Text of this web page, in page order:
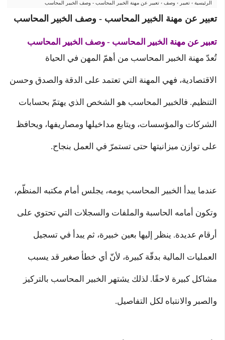
الرئيسية › تعبير › وصف › تعبير عن مهنة الخبير المحاسب - وصف الخبير المحاسب
تعبير عن مهنة الخبير المحاسب - وصف الخبير المحاسب
تعبير عن مهنة الخبير المحاسب - وصف الخبير المحاسب
تُعدّ مهنة الخبير المحاسب من أهمّ المهن في الحياة
الاقتصادية، فهي المهنة التي تعتمد على الدقة والصدق وحسن
التنظيم. فالخبير المحاسب هو الشخص الذي يهتمّ بحسابات
الشركات والمؤسسات، ويتابع مداخيلها ومصاريفها، ويحافظ
على توازن ميزانيتها حتى تستمرّ في العمل بنجاح.
عندما يبدأ الخبير المحاسب يومه، يجلس أمام مكتبه المنظّم،
وتكون أمامه الحاسبة والملفات والسجلات التي تحتوي على
أرقام عديدة. ينظر إليها بعين خبيرة، ثم يبدأ في تسجيل
العمليات المالية بدقّة كبيرة، لأنّ أي خطأ صغير قد يسبب
مشاكل كبيرة لاحقًا. لذلك يشتهر الخبير المحاسب بالتركيز
والصبر والانتباه لكل التفاصيل.